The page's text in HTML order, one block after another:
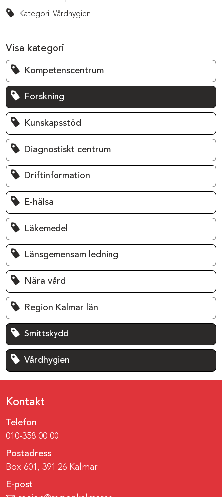
Kategori: Vårdhygien
Visa kategori
Kompetenscentrum
Forskning
Kunskapsstöd
Diagnostiskt centrum
Driftinformation
E-hälsa
Läkemedel
Länsgemensam ledning
Nära vård
Region Kalmar län
Smittskydd
Vårdhygien
Kontakt
Telefon
010-358 00 00
Postadress
Box 601, 391 26 Kalmar
E-post